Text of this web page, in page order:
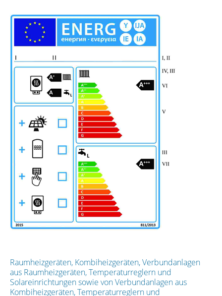
Raumheizgeräten, Kombiheizgeräten, Verbundanlagen
aus Raumheizgeräten, Temperaturreglern und
Solareinrichtungen sowie von Verbundanlagen aus
Kombiheizgeräten, Temperaturreglern und